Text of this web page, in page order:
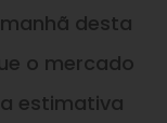
desta
o mercado
estimativa